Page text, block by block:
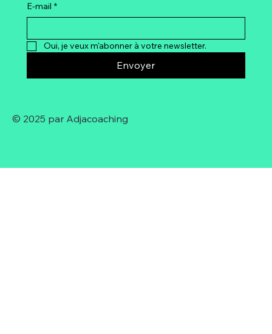
E-mail *
Oui, je veux m'abonner à votre newsletter.
Envoyer
© 2025 par Adjacoaching